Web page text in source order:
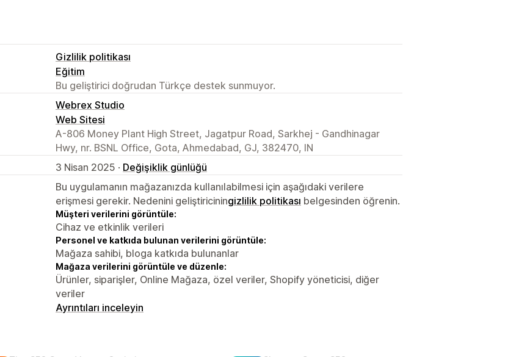
Gizlilik politikası
Eğitim
Bu geliştirici doğrudan Türkçe destek sunmuyor.
Webrex Studio
Web Sitesi
A-806 Money Plant High Street, Jagatpur Road, Sarkhej - Gandhinagar
Hwy, nr. BSNL Office, Gota, Ahmedabad, GJ, 382470, IN
3 Nisan 2025 · Değişiklik günlüğü
Bu uygulamanın mağazanızda kullanılabilmesi için aşağıdaki verilere
erişmesi gerekir. Nedenini geliştiriciningizlilik politikası belgesinden öğrenin.
Müşteri verilerini görüntüle:
Cihaz ve etkinlik verileri
Personel ve katkıda bulunan verilerini görüntüle:
Mağaza sahibi, bloga katkıda bulunanlar
Mağaza verilerini görüntüle ve düzenle:
Ürünler, siparişler, Online Mağaza, özel veriler, Shopify yöneticisi, diğer
veriler
Ayrıntıları inceleyin